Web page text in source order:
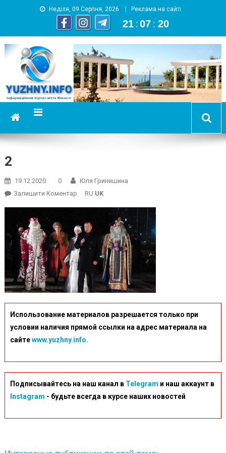
Неділя, 09 Серпня, 2026 Реклама на сайті
21 :07 : 21
YUZHNY.INFO
информационный портал города Южный
2
19.12.2020 0
Юля Гринишина
Залишити КоментарOn RU UK
Использование материалов разрешается только при
условии наличия прямой ссылки на адрес материала на
сайтеwww.yuzhny.info.
Подписывайтесь на наш канал в Telegram и наш аккаунт в
Instagram - будьте всегда в курсе наших новостей